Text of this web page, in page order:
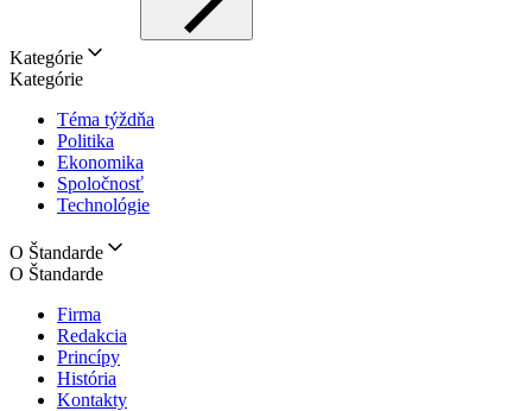
Kategórie
Kategórie
Téma týždňa
Politika
Ekonomika
Spoločnosť
Technológie
O Štandarde
O Štandarde
Firma
Redakcia
Princípy
História
Kontakty